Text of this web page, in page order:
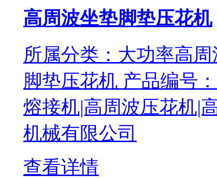
高周波坐垫脚垫压花机
所属分类：大功率高
脚垫压花机 产品编号
熔接机|高周波压花机|高周波
机械有限公司
查看详情